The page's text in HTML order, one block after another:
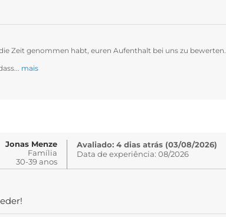
Zeit genommen habt, euren Aufenthalt bei uns zu bewerten.
mais
Jonas Menze
Família
30-39 anos
Avaliado: 4 dias atrás (03/08/2026)
Data de experiência: 08/2026